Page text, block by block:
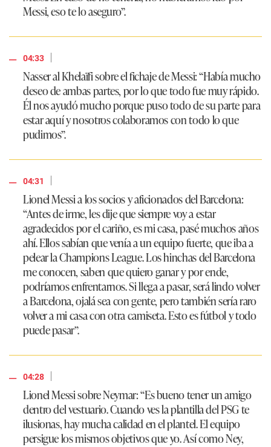
Messi, eso te lo aseguro”.
04:33
|
Nasser al Khelaïfi sobre el fichaje de Messi: “Había mucho
deseo de ambas partes, por lo que todo fue muy rápido.
Él nos ayudó mucho porque puso todo de su parte para
estar aquí y nosotros colaboramos con todo lo que
pudimos”.
04:31
|
Lionel Messi a los socios y aficionados del Barcelona:
“Antes de irme, les dije que siempre voy a estar
agradecidos por el cariño, es mi casa, pasé muchos años
ahí. Ellos sabían que venía a un equipo fuerte, que iba a
pelear la Champions League. Los hinchas del Barcelona
me conocen, saben que quiero ganar y por ende,
podríamos enfrentarnos. Si llega a pasar, será lindo volver
a Barcelona, ojalá sea con gente, pero también sería raro
volver a mi casa con otra camiseta. Esto es fútbol y todo
puede pasar”.
04:28
|
Lionel Messi sobre Neymar: “Es bueno tener un amigo
dentro del vestuario. Cuando ves la plantilla del PSG te
ilusionas, hay mucha calidad en el plantel. El equipo
persigue los mismos objetivos que yo. Así como Ney,